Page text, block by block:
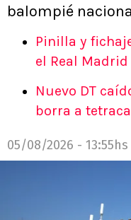
balompié
Pinilla y
el Real
Nuevo DT
borra a
05/08/2026 - 13:55hs